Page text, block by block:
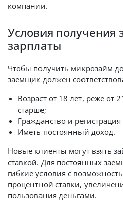
компании.
Условия получения
зарплаты
Чтобы получить микрозайм
заемщик должен
Возраст от 18 лет, реже от
старше;
Гражданство и
Иметь постоянный доход.
Новые клиенты могут взять
ставкой. Для постоянных
гибкие условия с
процентной ставки,
пользования деньгами.